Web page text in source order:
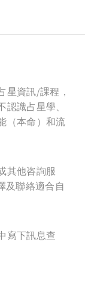
星資訊/課程，
識占星學、
（本命）和流
其他咨詢服
及聯絡適合自
寫下訊息查